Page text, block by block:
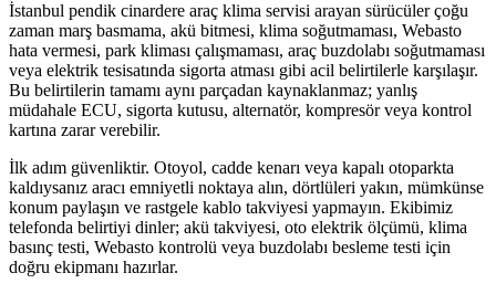
İstanbul pendik cinardere araç klima servisi arayan sürücüler çoğu
zaman marş basmama, akü bitmesi, klima soğutmaması, Webasto
hata vermesi, park kliması çalışmaması, araç buzdolabı soğutmaması
veya elektrik tesisatında sigorta atması gibi acil belirtilerle karşılaşır.
Bu belirtilerin tamamı aynı parçadan kaynaklanmaz; yanlış
müdahale ECU, sigorta kutusu, alternatör, kompresör veya kontrol
kartına zarar verebilir.
İlk adım güvenliktir. Otoyol, cadde kenarı veya kapalı otoparkta
kaldıysanız aracı emniyetli noktaya alın, dörtlüleri yakın, mümkünse
konum paylaşın ve rastgele kablo takviyesi yapmayın. Ekibimiz
telefonda belirtiyi dinler; akü takviyesi, oto elektrik ölçümü, klima
basınç testi, Webasto kontrolü veya buzdolabı besleme testi için
doğru ekipmanı hazırlar.